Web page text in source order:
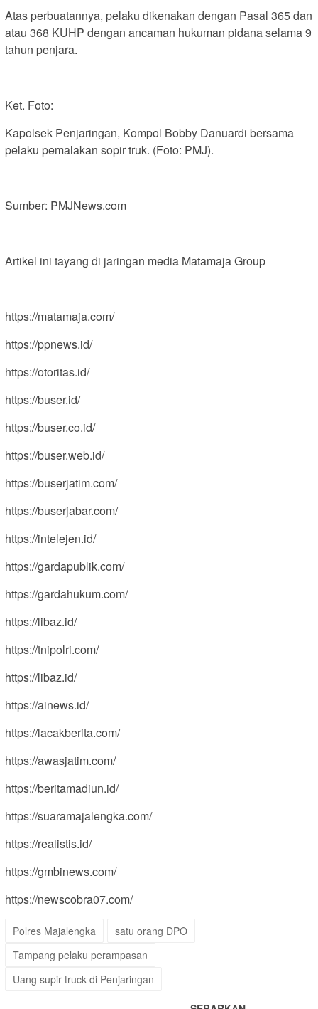
Atas perbuatannya, pelaku dikenakan dengan Pasal 365 dan
atau 368 KUHP dengan ancaman hukuman pidana selama 9
tahun penjara.
Ket. Foto:
Kapolsek Penjaringan, Kompol Bobby Danuardi bersama
pelaku pemalakan sopir truk. (Foto: PMJ).
Sumber: PMJNews.com
Artikel ini tayang di jaringan media Matamaja Group
https://matamaja.com/
https://ppnews.id/
https://otoritas.id/
https://buser.id/
https://buser.co.id/
https://buser.web.id/
https://buserjatim.com/
https://buserjabar.com/
https://intelejen.id/
https://gardapublik.com/
https://gardahukum.com/
https://libaz.id/
https://tnipolri.com/
https://libaz.id/
https://ainews.id/
https://lacakberita.com/
https://awasjatim.com/
https://beritamadiun.id/
https://suaramajalengka.com/
https://realistis.id/
https://gmbinews.com/
https://newscobra07.com/
Polres Majalengka
satu orang DPO
Tampang pelaku perampasan
Uang supir truck di Penjaringan